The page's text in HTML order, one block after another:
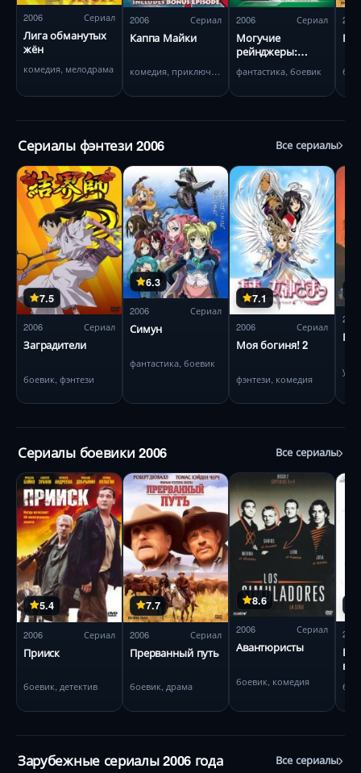
2006 Сериал
Лига обманутых
жён
комедия, мелодрама
2006 Сериал
Каппа Майки
комедия, приключения
2006 Сериал
Могучие
рейнджеры:
Мистическая сила
фантастика, боевик
2006
Сериалы фэнтези 2006 Все сериалы
7.5
2006 Сериал
Заградители
боевик, фэнтези
6.3
2006 Сериал
Симун
фантастика, боевик
7.1
2006 Сериал
Моя богиня! 2
фэнтези, комедия
2006
Сериалы боевики 2006 Все сериалы
5.4
2006 Сериал
Прииск
боевик, детектив
7.7
2006 Сериал
Прерванный путь
боевик, драма
8.6
2006 Сериал
Авантюристы
боевик, комедия
2006
Зарубежные сериалы 2006 года Все сериалы